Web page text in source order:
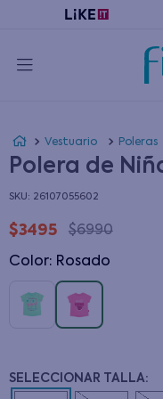
Vestuario Poleras
Polera de
: 26107055602
$3495 $6990
Color: rosado